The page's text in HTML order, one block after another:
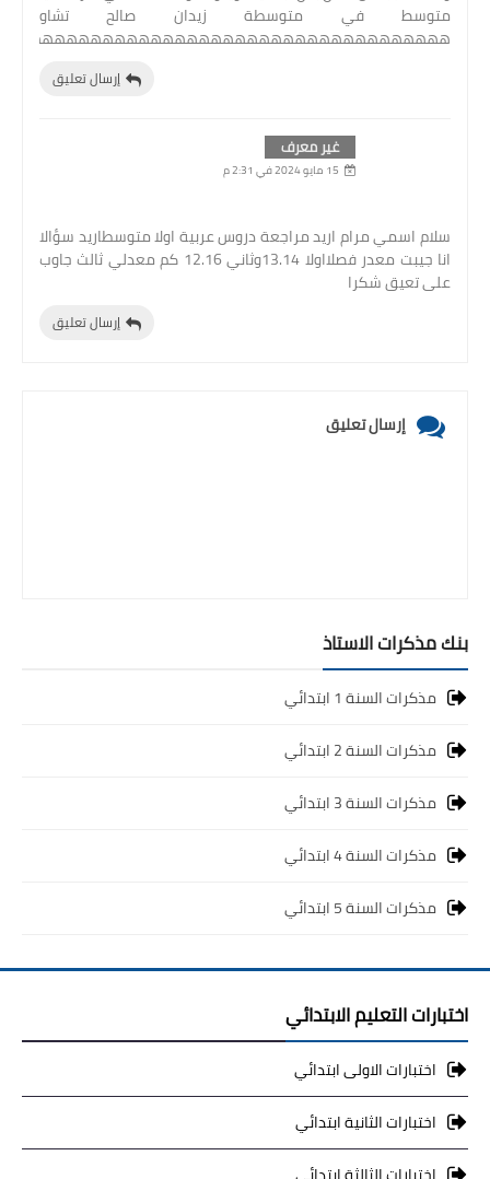
متوسط في متوسطة زيدان صالح تشاو
هههههههههههههههههههههههههههههههههههه
إرسال تعليق
غير معرف
15 مايو 2024 في 2:31 م
سلام اسمي مرام اريد مراجعة دروس عربية اولا متوسطاريد سؤالا
انا جيبت معدر فصلااولا 13.14وثاني 12.16 كم معدلي ثالث جاوب
على تعيق شكرا
إرسال تعليق
إرسال تعليق
بنك مذكرات الاستاذ
مذكرات السنة 1 ابتدائي
مذكرات السنة 2 ابتدائي
مذكرات السنة 3 ابتدائي
مذكرات السنة 4 ابتدائي
مذكرات السنة 5 ابتدائي
اختبارات التعليم الابتدائي
اختبارات الاولى ابتدائي
اختبارات الثانية ابتدائي